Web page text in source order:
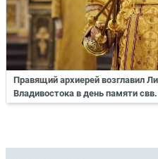
Правящий архиерей возглавил
Владивостока в день памяти